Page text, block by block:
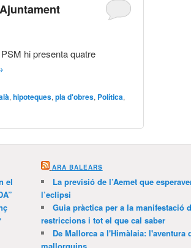
hi presenta quatre
,hipoteques,pla d'obres, Política,
el
ARA BALEARS
La previsió de l’Aemet que
l’eclipsi
Guia pràctica per a la manifestació
restriccions i tot el que cal saber
De Mallorca a l'Himàlaia: l'aventura